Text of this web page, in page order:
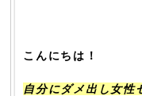
こんにちは！
自分にダメ出し女性